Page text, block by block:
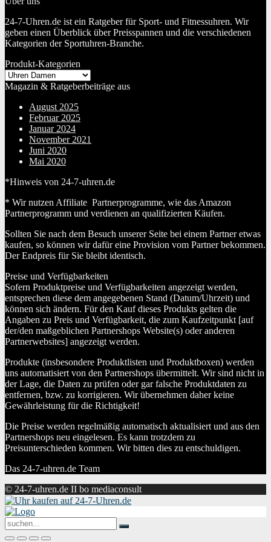
24-7-Uhren.de ist ein Ratgeber für Sport- und Fitnessuhren. Wir
geben einen Überblick über Preisspannen und die verschiedenen
Kategorien der Sportuhren-Branche.
Produkt-Kategorien
Magazin & Ratgeberbeiträge aus
August 2025
Februar 2025
Januar 2024
November 2021
Juni 2020
Mai 2020
*Hinweis von 24-7-uhren.de
* Wir nutzen Affiliate Partnerprogramme, wie das Amazon
Partnerprogramm und verdienen an qualifizierten Käufen.
Sollten Sie nach dem Besuch unserer Seite bei einem Partner etwas
kaufen, so können wir dafür eine Provision vom Partner bekommen.
Der Endpreis für Sie bleibt identisch.
Preise und Verfügbarkeiten
Sofern Produktpreise und Verfügbarkeiten angezeigt werden,
entsprechen diese dem angegebenen Stand (Datum/Uhrzeit) und
können sich ändern. Für den Kauf dieses Produkts gelten die
Angaben zu Preis und Verfügbarkeit, die zum Kaufzeitpunkt [auf
der/den maßgeblichen Partnershops Website(s) oder anderen
Partnerwebsites] angezeigt werden.
Produkte (insbesondere Produktlisten und Produktboxen) werden
uns automatisiert von den Partnershops übermittelt. Wir sind nicht in
der Lage, die Daten zu prüfen oder gar falsche Produktdaten zu
entfernen, bzw. zu korrigieren. Wir übernehmen daher keine
Gewährleistung für die Richtigkeit!
Die Preise werden regelmäßig automatisch aktualisiert und aus den
Partnershops neu eingelesen. Es kann trotzdem zu
Preisunterschieden kommen. Wir bitten dies zu entschuldigen.
Das 24-7-uhren.de Team
© 24-7-uhren.de II bo mediaconsult